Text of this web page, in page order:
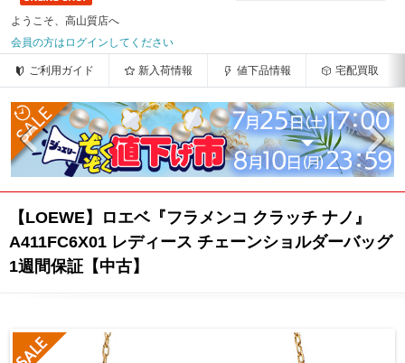
ようこそ、高山質店へ
会員の方はログインしてください
ご利用ガイド 新入荷情報 値下品情報 宅配買取
【LOEWE】ロエベ『フラメンコ クラッチ ナノ』
A411FC6X01 レディース チェーンショルダーバッグ
1週間保証【中古】